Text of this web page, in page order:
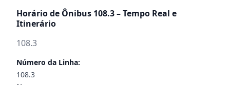
Horário de Ônibus 108.3 – Tempo Real e
Itinerário
108.3
Número da Linha:
108.3